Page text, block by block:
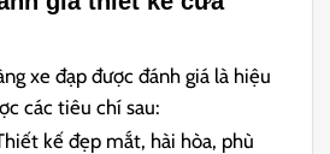
xe đạp được đánh giá là hiệu
các tiêu chí sau:
kế đẹp mắt, hài hòa, phù